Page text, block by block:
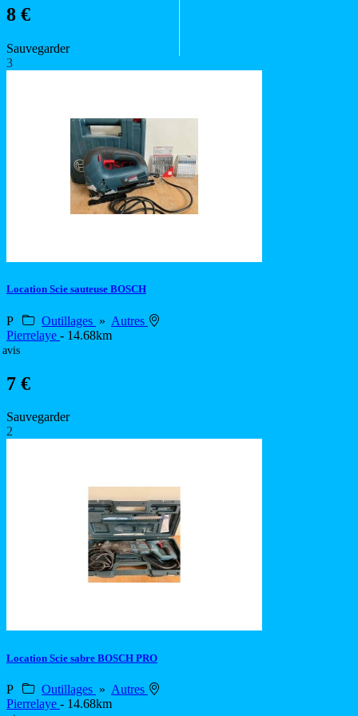
8 €
Sauvegarder
3
Location Scie sauteuse BOSCH
P Outillages » Autres
Pierrelaye - 14.68km
avis
7 €
Sauvegarder
2
Location Scie sabre BOSCH PRO
P Outillages » Autres
Pierrelaye - 14.68km